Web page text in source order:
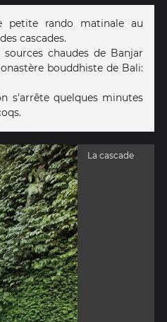
petite rando matinale au
cascades.
chaudes de Banjar
bouddhiste de Bali:
s'arrête quelques minutes
La cascade